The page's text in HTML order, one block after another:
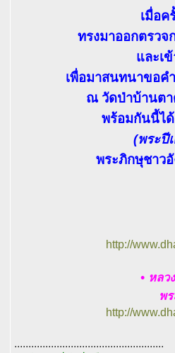
เมื่อ
ทรงมาออกตรวจ
และเ
เพื่อมาสนทนาขอค
ณ วัดป่าบ้านตา
พร้อมกันนี้ไ
(พระปี
พระภิกษุชาว
http://
• หล
พ
http://
.....................................................